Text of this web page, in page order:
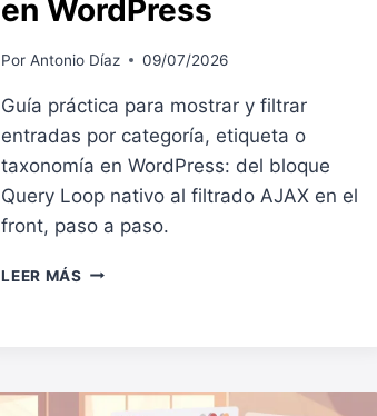
en WordPress
Por Antonio Díaz 09/07/2026
Guía práctica para mostrar y filtrar
entradas por categoría, etiqueta o
taxonomía en WordPress: del bloque
Query Loop nativo al filtrado AJAX en el
front, paso a paso.
LEER MÁS CÓMO
CATEGORÍA,